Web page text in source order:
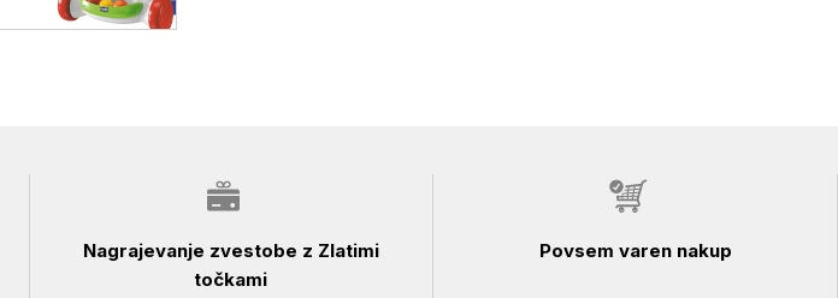
Nagrajevanje zvestobe z Zlatimi
točkami
Povsem varen nakup